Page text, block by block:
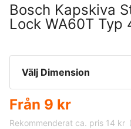
Bosch Kapskiva
Lock WA60T Typ
Välj Dimension
115 x 1,0 x 22,23 mm
Från 9 kr
Rekommenderat ca. pris 14 kr